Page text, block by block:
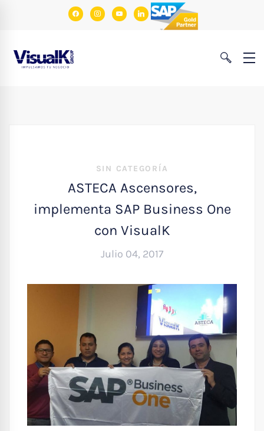
facebookinstagram
youtubelinkedin
SIN CATEGORÍA
ASTECA Ascensores,
implementa SAP Business One
con VisualK
Julio 04, 2017